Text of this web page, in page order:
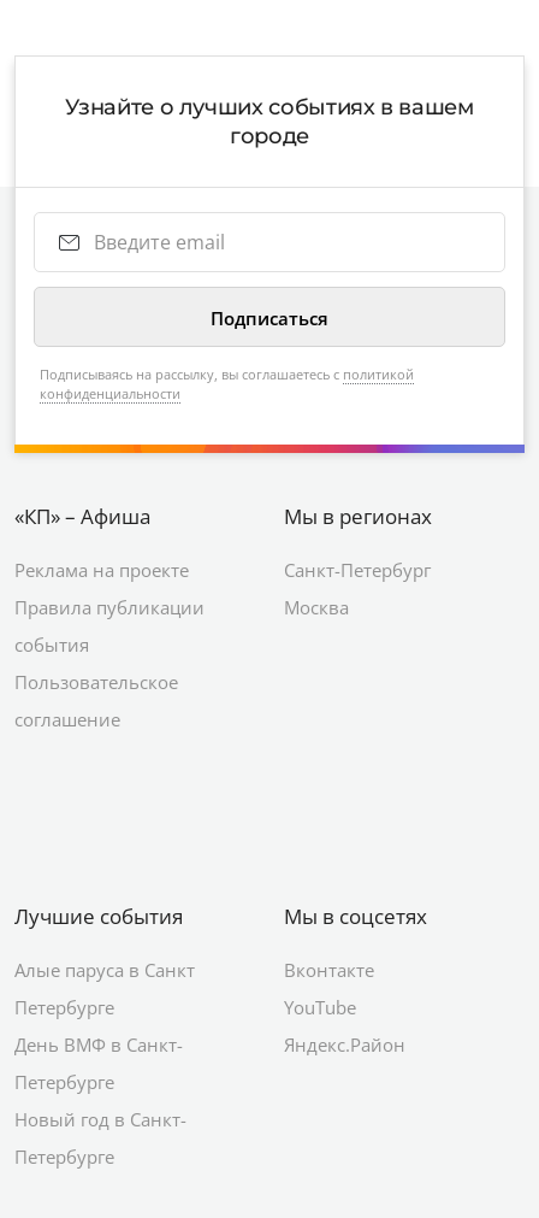
Узнайте о лучших событиях в вашем
городе
Подписываясь на рассылку, вы соглашаетесь с политикой
конфиденциальности
«КП» – Афиша
Реклама на проекте
Правила публикации
события
Пользовательское
соглашение
Мы в регионах
Санкт-Петербург
Москва
Лучшие события
Алые паруса в Санкт
Петербурге
День ВМФ в Санкт-
Петербурге
Новый год в Санкт-
Петербурге
Мы в соцсетях
Вконтакте
YouTube
Яндекс.Район